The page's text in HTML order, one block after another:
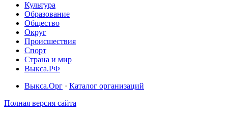
Культура
Образование
Общество
Округ
Происшествия
Спорт
Страна и мир
Выкса.РФ
Выкса.Орг · Каталог организаций
Полная версия сайта